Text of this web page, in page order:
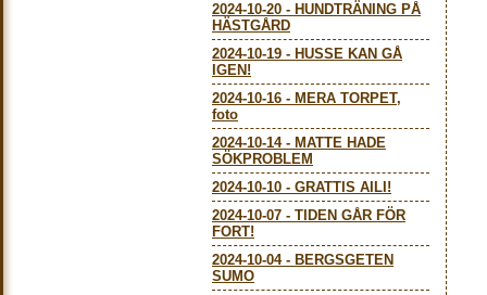
2024-10-20 - HUNDTRÄNING PÅ
HÄSTGÅRD
2024-10-19 - HUSSE KAN GÅ
IGEN!
2024-10-16 - MERA TORPET,
foto
2024-10-14- MATTE HADE
SÖKPROBLEM
2024-10-10 - GRATTIS AILI!
2024-10-07 - TIDEN GÅR FÖR
FORT!
2024-10-04- BERGSGETEN
SUMO